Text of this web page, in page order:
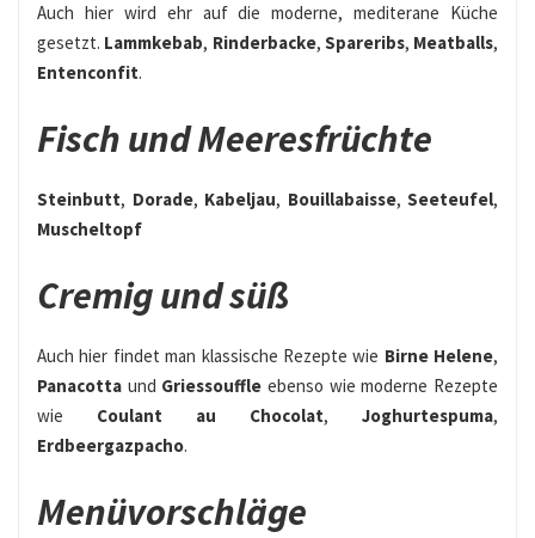
Auch hier wird ehr auf die moderne, mediterane Küche
gesetzt. Lammkebab, Rinderbacke, Spareribs, Meatballs,
Entenconfit.
Fisch und Meeresfrüchte
Steinbutt, Dorade, Kabeljau, Bouillabaisse, Seeteufel,
Muscheltopf
Cremig und süß
Auch hier findet man klassische Rezepte wie Birne Helene,
Panacotta und Griessouffle ebenso wie moderne Rezepte
wie Coulant au Chocolat, Joghurtespuma,
Erdbeergazpacho.
Menüvorschläge